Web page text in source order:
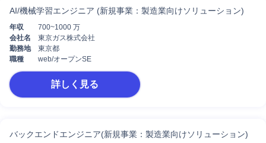
AI/機械学習エンジニア (新規事業：製造業向けソリューション)
年収
700~1000 万
会社名
東京ガス株式会社
勤務地
東京都
職種
web/オープンSE
詳しく見る
バックエンドエンジニア(新規事業：製造業向けソリューション)